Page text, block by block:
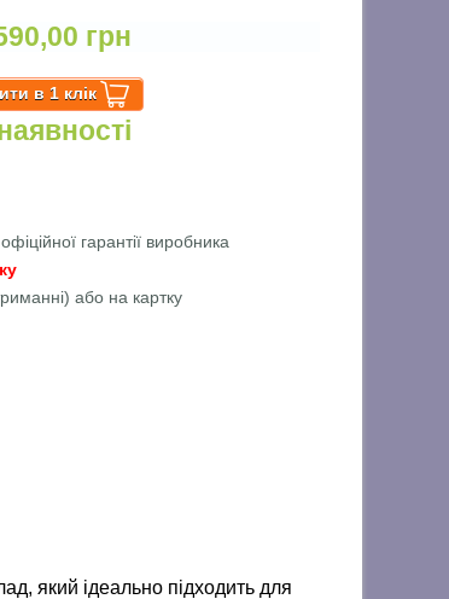
грн
гарантії виробника
або на картку
який ідеально підходить для